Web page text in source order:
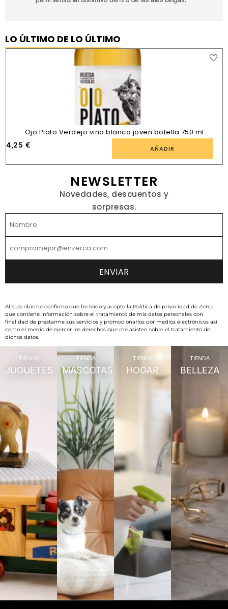
LO ÚLTIMO DE LO ÚLTIMO
Ojo Plato Verdejo vino blanco joven botella 750 ml
4,25 € AÑADIR
NEWSLETTER
Novedades, descuentos y
sorpresas.
Al suscribirme confirmo que he leído y acepto la Política de privacidad de Zerca
que contiene información sobre el tratamiento de mis datos personales con
finalidad de prestarme sus servicios y promocionarlos por medios electrónicos así
como el medio de ejercer los derechos que me asisten sobre el tratamiento de
dichos datos.
TIENDA
JUGUETES
TIENDA
MASCOTAS
TIENDA
HOGAR
TIENDA
BELLEZA